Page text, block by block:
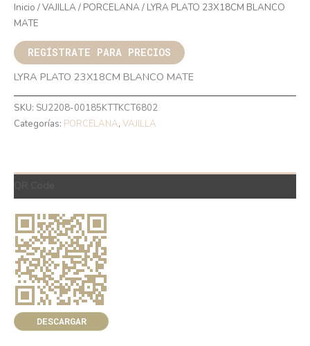
Inicio /VAJILLA/ PORCELANA/ LYRA PLATO 23X18CM BLANCO
MATE
REGÍSTRATE PARA PRECIOS
LYRA PLATO 23X18CM BLANCO MATE
SKU: SU2208-00185KTTKCT6802
Categorías: PORCELANA, VAJILLA
DESCARGAR